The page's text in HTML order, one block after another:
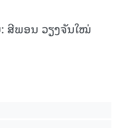
ສີພອນ ວຽງຈັນໃໝ່